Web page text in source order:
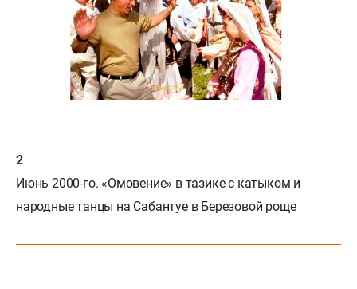
Июнь 2000-го. «Омовение» в тазике с катыком и
народные танцы на Сабантуе в Березовой роще